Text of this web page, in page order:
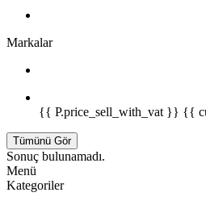
Markalar
{{ P.price_sell_with_vat }} {{
Tümünü Gör
Sonuç bulunamadı.
Menü
Kategoriler